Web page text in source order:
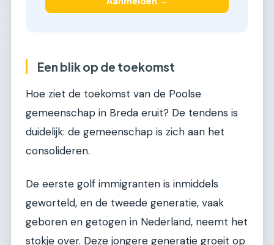
Een blik op de toekomst
Hoe ziet de toekomst van de Poolse
gemeenschap in Breda eruit? De tendens is
duidelijk: de gemeenschap is zich aan het
consolideren.
De eerste golf immigranten is inmiddels
geworteld, en de tweede generatie, vaak
geboren en getogen in Nederland, neemt het
stokje over. Deze jongere generatie groeit op